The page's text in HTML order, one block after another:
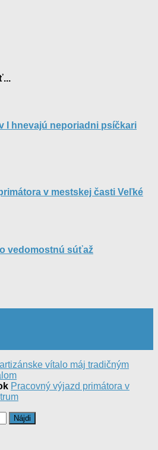
I hnevajú neporiadni psíčkari
v mestskej časti Veľké
vedomostnú súťaž
vítalo máj tradičným
Pracovný výjazd primátora v